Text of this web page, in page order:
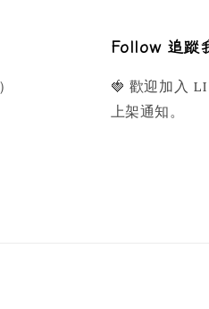
Follow 追蹤
🍓 歡迎加入
上架通知。